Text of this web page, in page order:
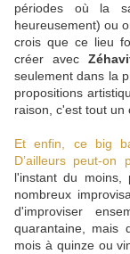
périodes où la
heureusement) ou
crois que ce lieu
créer avec
seulement dans la
propositions
raison, c'est tout un
Et enfin, ce big
D’ailleurs peut-on
l'instant du moins,
nombreux
d'improviser
quarantaine, mais
mois à quinze ou